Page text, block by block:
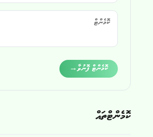
ކޮމެންޓް ފޮނުވާ→
ކޮމެންޓްތައް